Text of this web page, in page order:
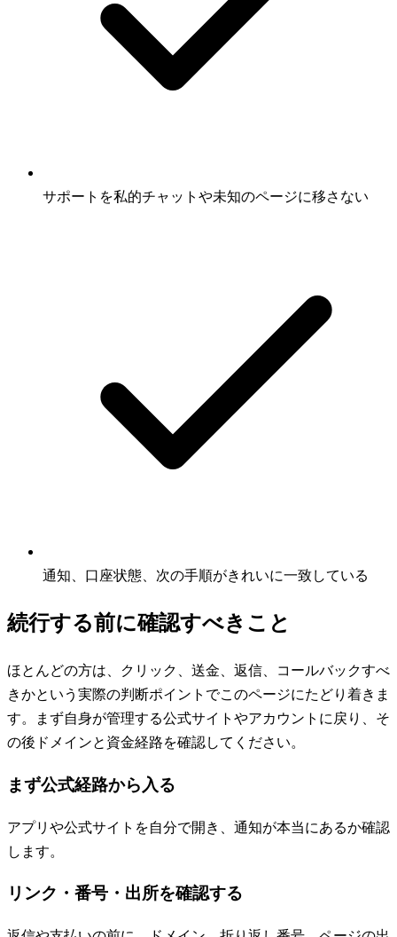
サポートを私的チャットや未知のページに移さない
通知、口座状態、次の手順がきれいに一致している
続行する前に確認すべきこと
ほとんどの方は、クリック、送金、返信、コールバックすべ
きかという実際の判断ポイントでこのページにたどり着きま
す。まず自身が管理する公式サイトやアカウントに戻り、そ
の後ドメインと資金経路を確認してください。
まず公式経路から入る
アプリや公式サイトを自分で開き、通知が本当にあるか確認
します。
リンク・番号・出所を確認する